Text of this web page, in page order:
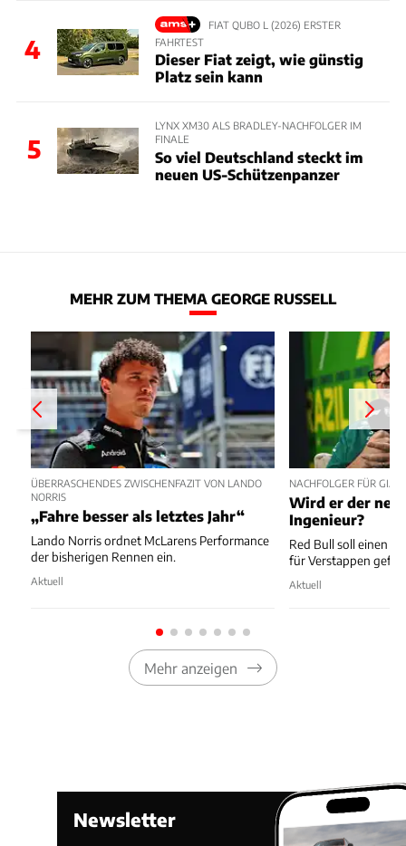
4
FIAT QUBO L (2026) ERSTER
FAHRTEST
Dieser Fiat zeigt, wie günstig
Platz sein kann
5
LYNX XM30 ALS BRADLEY-NACHFOLGER IM
FINALE
So viel Deutschland steckt im
neuen US-Schützenpanzer
MEHR ZUM THEMA GEORGE RUSSELL
ÜBERRASCHENDES ZWISCHENFAZIT VON LANDO
NORRIS
„Fahre besser als letztes Jahr“
Lando Norris ordnet McLarens Performance
der bisherigen Rennen ein.
Aktuell
NACHFOLGER FÜR
Wird er der
Ingenieur?
Red Bull soll einen
für Verstappen
Aktuell
Mehr anzeigen
Newsletter